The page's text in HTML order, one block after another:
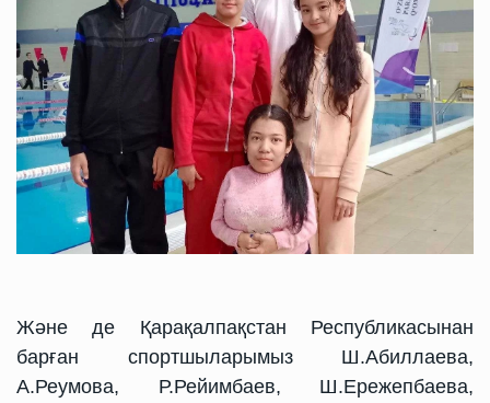
Және де Қарақалпақстан Республикасынан
барған спортшыларымыз Ш.Абиллаева,
А.Реyмова, Р.Рейимбаев, Ш.Ережепбаева,